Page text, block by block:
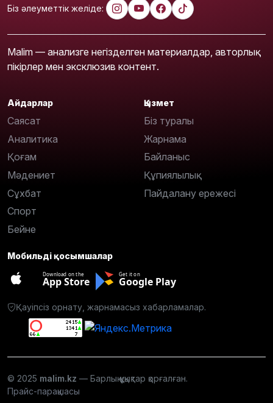
Біз әлеуметтік желіде:
Malim — анализге негізделген материалдар, авторлық
пікірлер мен эксклюзив контент.
Айдарлар
Саясат
Аналитика
Қоғам
Мәдениет
Сұхбат
Спорт
Бейне
Қызмет
Біз туралы
Жарнама
Байланыс
Құпиялылық
Пайдалану ережесі
Мобильді қосымшалар
Download on the
App Store
Get it on
Google Play
Қауіпсіз орнату, жарнамасыз хабарламалар.
© 2025 malim.kz — Барлық құқықтар қорғалған.
Прайс-парақшасы